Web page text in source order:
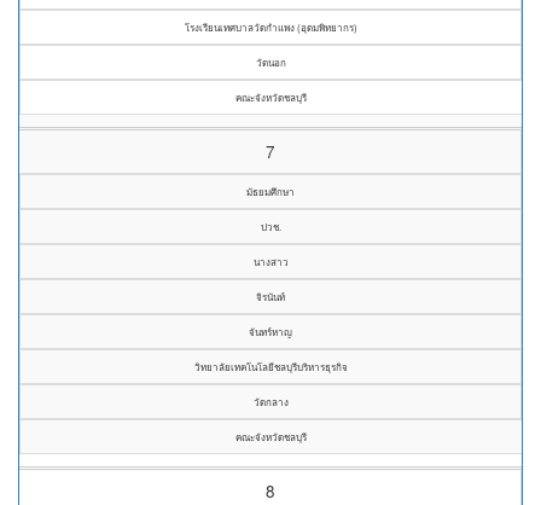
โรงเรียนเทศบาลวัดกำแพง (อุดมพิทยากร)
วัดนอก
คณะจังหวัดชลบุรี
7
มัธยมศึกษา
ปวช.
นางสาว
จิรนันท์
จันทร์หาญ
วิทยาลัยเทคโนโลยีชลบุรีบริหารธุรกิจ
วัดกลาง
คณะจังหวัดชลบุรี
8